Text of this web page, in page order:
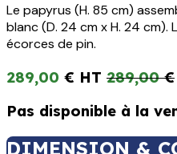
Le papyrus (H. 85 cm)
blanc (D. 24 cm x H. 24 cm).
écorces de pin.
289,00 € 289,00€
Pas disponible à la
DIMENSION &